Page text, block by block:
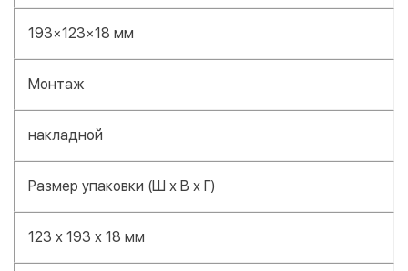
193×123×18 мм
Монтаж
накладной
Размер упаковки (Ш х В х Г)
123 x 193 x 18 мм